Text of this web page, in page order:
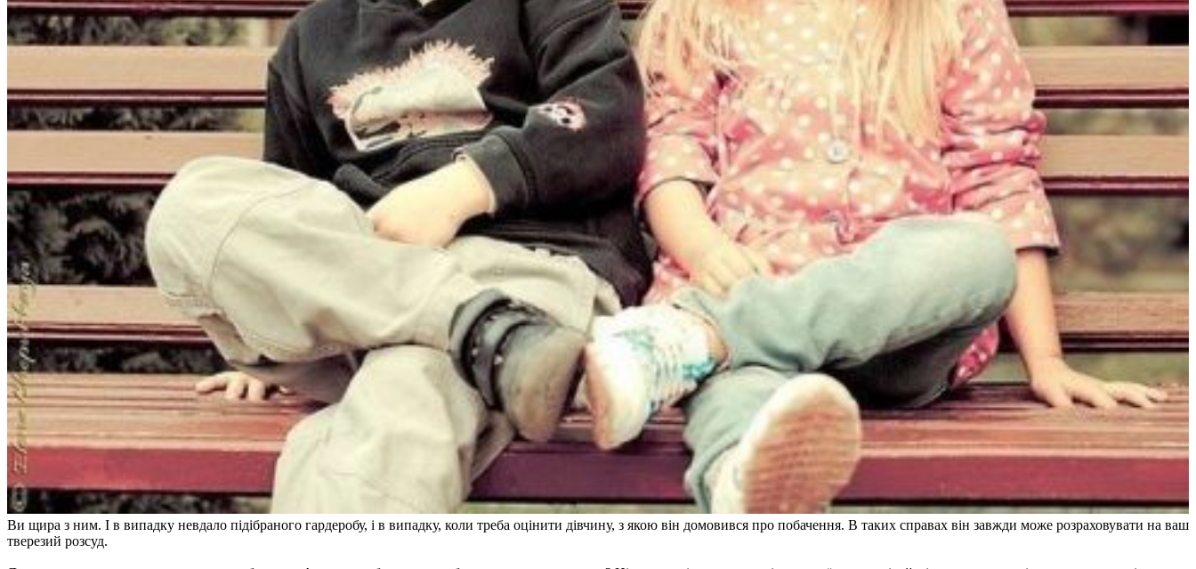
Ви щира з ним. І в випадку невдало підібраного гардеробу, і в випадку, коли треба оцінити дівчину, з якою він домовився про побачення. В таких справах він завжди може розраховувати на ваш
тверезий розсуд.